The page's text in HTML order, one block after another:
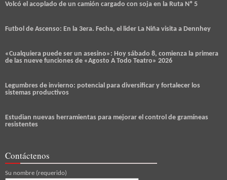
Volcó el acoplado de un camión cargado con soja en la Ruta Nº 5
Futbol de Ascenso: En la 3era. Fecha, el lider La Niña visita a Dennhey
«Cualquiera puede ser un asesino»: Hoy sábado 8, comienza la primera
de las nueve funciones de «Agosto A Todo Teatro» 2026
Legumbres de invierno: potencial para diversificar y fortalecer los
sistemas productivos
Estudian nuevas herramientas para mejorar el control de gramíneas
resistentes
Contáctenos
Su nombre (requerido)